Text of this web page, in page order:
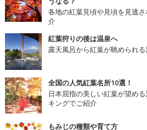
各地の紅葉見頃や見頃を見逃
介
紅葉狩りの後は温泉へ
露天風呂から紅葉が眺められ
全国の人気紅葉名所10選！
日本屈指の美しい紅葉が望め
キングでご紹介
もみじの種類や育て方